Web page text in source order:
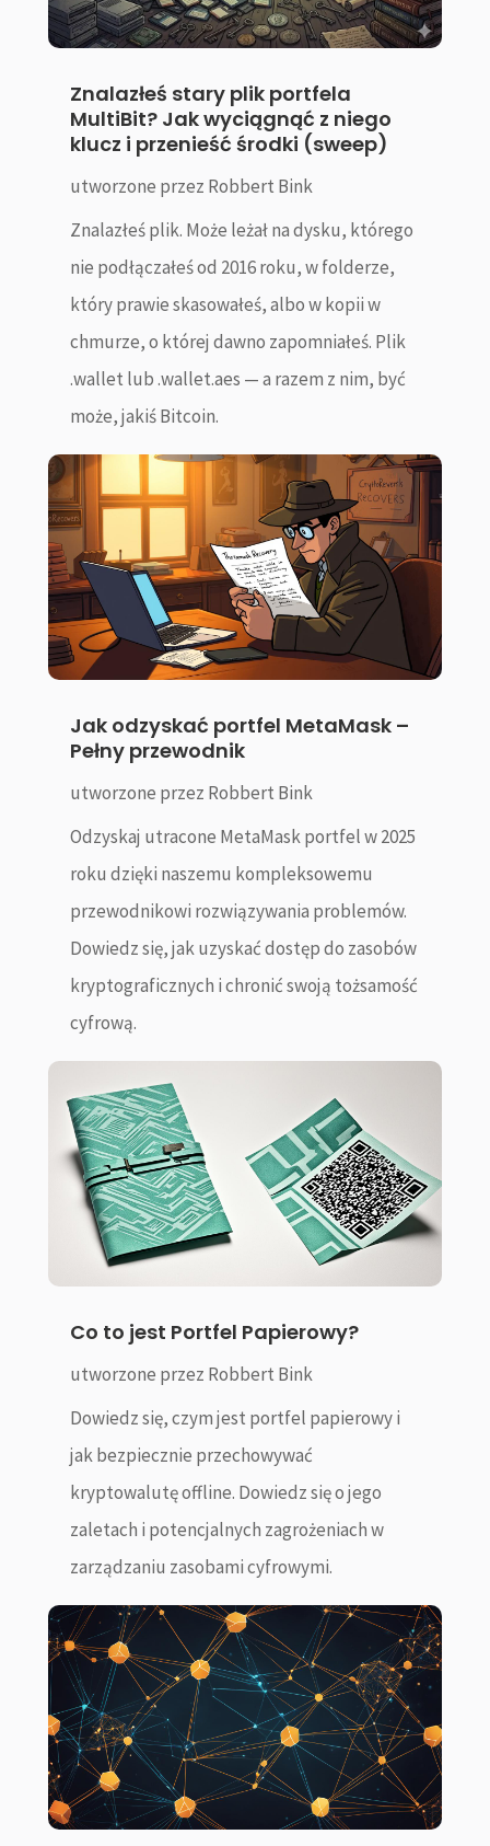
Znalazłeś stary plik portfela
MultiBit? Jak wyciągnąć z niego
klucz i przenieść środki (sweep)
utworzone przez Robbert Bink
Znalazłeś plik. Może leżał na dysku, którego
nie podłączałeś od 2016 roku, w folderze,
który prawie skasowałeś, albo w kopii w
chmurze, o której dawno zapomniałeś. Plik
.wallet lub .wallet.aes — a razem z nim, być
może, jakiś Bitcoin.
Jak odzyskać portfel MetaMask –
Pełny przewodnik
utworzone przez Robbert Bink
Odzyskaj utracone MetaMask portfel w 2025
roku dzięki naszemu kompleksowemu
przewodnikowi rozwiązywania problemów.
Dowiedz się, jak uzyskać dostęp do zasobów
kryptograficznych i chronić swoją tożsamość
cyfrową.
Co to jest Portfel Papierowy?
utworzone przez Robbert Bink
Dowiedz się, czym jest portfel papierowy i
jak bezpiecznie przechowywać
kryptowalutę offline. Dowiedz się o jego
zaletach i potencjalnych zagrożeniach w
zarządzaniu zasobami cyfrowymi.